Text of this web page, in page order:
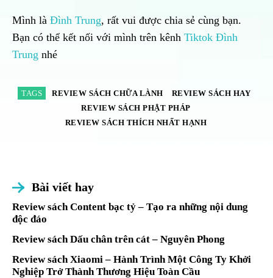
Mình là Đình Trung, rất vui được chia sẻ cùng bạn.
Bạn có thể kết nối với mình trên kênh Tiktok Đình
Trung nhé
TAGS REVIEW SÁCH CHỮA LÀNH
REVIEW SÁCH HAY
REVIEW SÁCH PHẬT PHÁP
REVIEW SÁCH THÍCH NHẤT HẠNH
Bài viết hay
Review sách Content bạc tỷ – Tạo ra những nội dung
độc đáo
Review sách Dấu chân trên cát – Nguyên Phong
Review sách Xiaomi – Hành Trình Một Công Ty Khởi
Nghiệp Trở Thành Thương Hiệu Toàn Cầu